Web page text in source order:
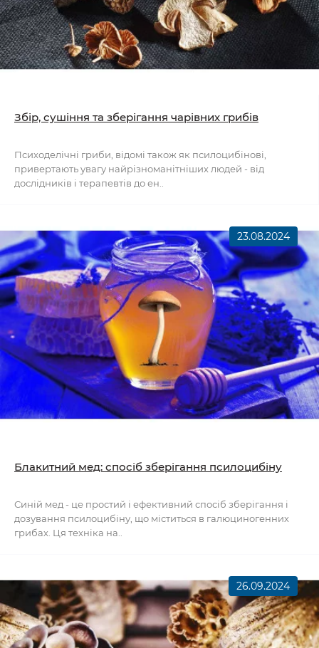
Збір, сушіння та зберігання чарівних грибів
Психоделічні гриби, відомі також як псилоцибінові,
привертають увагу найрізноманітніших людей - від
дослідників і терапевтів до ен..
23.08.2024
Блакитний мед: спосіб зберігання псилоцибіну
Синій мед - це простий і ефективний спосіб зберігання і
дозування псилоцибіну, що міститься в галюциногенних
грибах. Ця техніка на..
26.09.2024